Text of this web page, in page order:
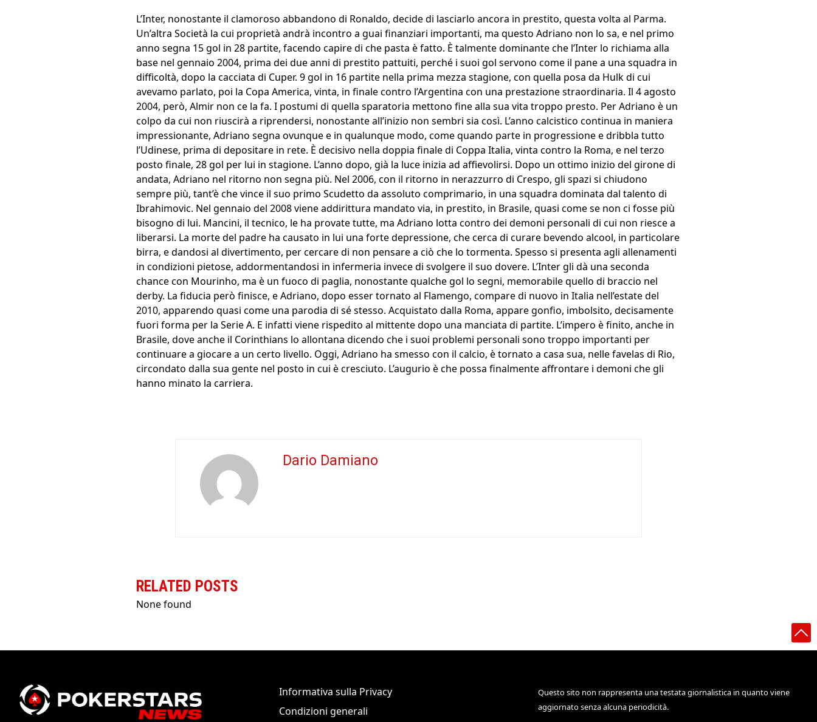
L’Inter, nonostante il clamoroso abbandono di Ronaldo, decide di lasciarlo ancora in prestito, questa volta al Parma.
Un’altra Società la cui proprietà andrà incontro a guai finanziari importanti, ma questo Adriano non lo sa, e nel primo
anno segna 15 gol in 28 partite, facendo capire di che pasta è fatto. È talmente dominante che l’Inter lo richiama alla
base nel gennaio 2004, prima dei due anni di prestito pattuiti, perché i suoi gol servono come il pane a una squadra in
difficoltà, dopo la cacciata di Cuper. 9 gol in 16 partite nella prima mezza stagione, con quella posa da Hulk di cui
avevamo parlato, poi la Copa America, vinta, in finale contro l’Argentina con una prestazione straordinaria. Il 4 agosto
2004, però, Almir non ce la fa. I postumi di quella sparatoria mettono fine alla sua vita troppo presto. Per Adriano è un
colpo da cui non riuscirà a riprendersi, nonostante all’inizio non sembri sia così. L’anno calcistico continua in maniera
impressionante, Adriano segna ovunque e in qualunque modo, come quando parte in progressione e dribbla tutto
l’Udinese, prima di depositare in rete. È decisivo nella doppia finale di Coppa Italia, vinta contro la Roma, e nel terzo
posto finale, 28 gol per lui in stagione. L’anno dopo, già la luce inizia ad affievolirsi. Dopo un ottimo inizio del girone di
andata, Adriano nel ritorno non segna più. Nel 2006, con il ritorno in nerazzurro di Crespo, gli spazi si chiudono
sempre più, tant’è che vince il suo primo Scudetto da assoluto comprimario, in una squadra dominata dal talento di
Ibrahimovic. Nel gennaio del 2008 viene addirittura mandato via, in prestito, in Brasile, quasi come se non ci fosse più
bisogno di lui. Mancini, il tecnico, le ha provate tutte, ma Adriano lotta contro dei demoni personali di cui non riesce a
liberarsi. La morte del padre ha causato in lui una forte depressione, che cerca di curare bevendo alcool, in particolare
birra, e dandosi al divertimento, per cercare di non pensare a ciò che lo tormenta. Spesso si presenta agli allenamenti
in condizioni pietose, addormentandosi in infermeria invece di svolgere il suo dovere. L’Inter gli dà una seconda
chance con Mourinho, ma è un fuoco di paglia, nonostante qualche gol lo segni, memorabile quello di braccio nel
derby. La fiducia però finisce, e Adriano, dopo esser tornato al Flamengo, compare di nuovo in Italia nell’estate del
2010, apparendo quasi come una parodia di sé stesso. Acquistato dalla Roma, appare gonfio, imbolsito, decisamente
fuori forma per la Serie A. E infatti viene rispedito al mittente dopo una manciata di partite. L’impero è finito, anche in
Brasile, dove anche il Corinthians lo allontana dicendo che i suoi problemi personali sono troppo importanti per
continuare a giocare a un certo livello. Oggi, Adriano ha smesso con il calcio, è tornato a casa sua, nelle favelas di Rio,
circondato dalla sua gente nel posto in cui è cresciuto. L’augurio è che possa finalmente affrontare i demoni che gli
hanno minato la carriera.
Dario Damiano
RELATED POSTS
None found
Informativa sulla Privacy
Condizioni generali
Questo sito non rappresenta una testata giornalistica in quanto viene
aggiornato senza alcuna periodicità.